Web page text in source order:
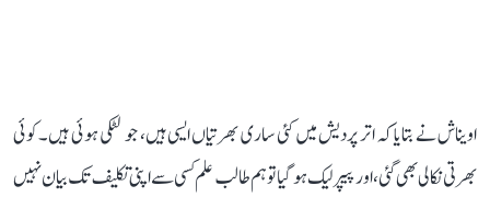
اویناش نے بتایا کہ اتر پردیش میں کئی ساری بھرتیاں ایسی ہیں، جو لٹکی ہوئی ہیں۔ کوئی
بھرتی نکالی بھی گئی، اور پیپر لیک ہو گیا تو ہم طالب علم کسی سے اپنی تکلیف تک بیان نہیں